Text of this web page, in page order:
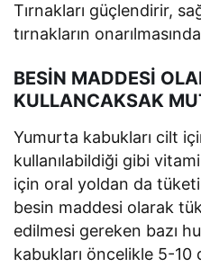
Tırnakları güçlendirir,
tırnakların
BESİN MADDESİ
KULLANCAKSAK
Yumurta kabukları cilt
kullanılabildiği gibi
için oral yoldan da
besin maddesi olarak
edilmesi gereken bazı
kabukları öncelikle 5-10